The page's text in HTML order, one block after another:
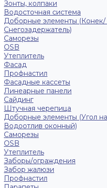
Зонты, колпаки
Водосточная система
Доборные элементы (Конек/
Снегозадержатель)
Саморезы
ОSB
Утеплитель
Фасад
Профнастил
Фасадные кассеты
Линеарные панели
Сайдинг
Штучная черепица
Доборные элементы (Угол
Водоотлив оконный)
Саморезы
OSB
Утеплитель
Заборы/ограждения
Забор жалюзи
Профнастил